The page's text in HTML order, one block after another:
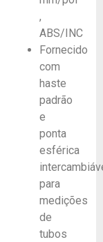
,
ABS/INC
Fornecido
com
haste
padrão
e
ponta
esférica
para
medições
de
tubos